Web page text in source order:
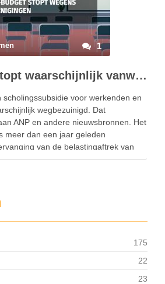
1
Stap-budget stopt waarschijnlijk vanwege kabinetsbezuiniging
scholingssubsidie voor werkenden en
wegbezuinigd. Dat
ANP en andere nieuwsbronnen. Het
meer dan een jaar geleden
van de belastingaftrek van
eigenlijk een scholingssubsidie van
175
22
23